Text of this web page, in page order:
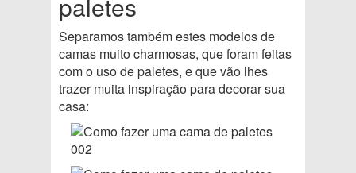
paletes
Separamos também estes modelos de
camas muito charmosas, que foram feitas
com o uso de paletes, e que vão lhes
trazer muita inspiração para decorar sua
casa: